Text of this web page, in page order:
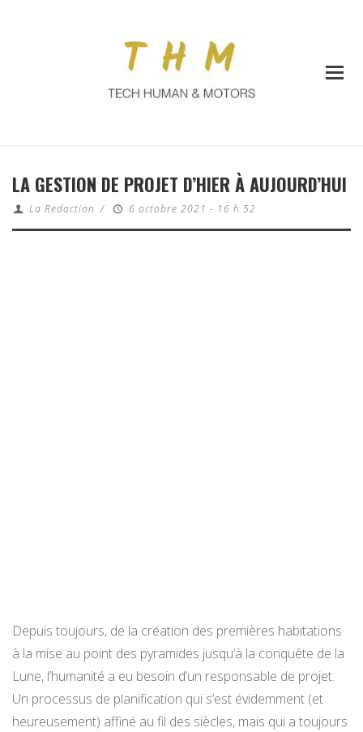
LA GESTION DE PROJET D’HIER À AUJOURD’HUI
La Redaction / 6 octobre 2021 - 16 h 52
Depuis toujours, de la création des premières habitations
à la mise au point des pyramides jusqu’à la conquête de la
Lune, l’humanité a eu besoin d’un responsable de projet.
Un processus de planification qui s’est évidemment (et
heureusement) affiné au fil des siècles, mais qui a toujours